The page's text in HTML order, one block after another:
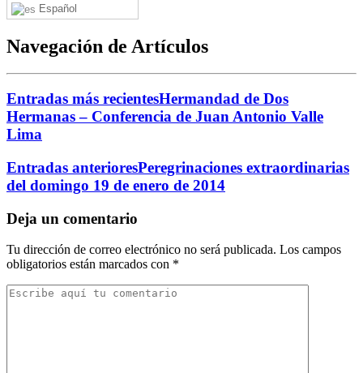
Español
Navegación de Artículos
Entradas más recientesHermandad de Dos
Hermanas – Conferencia de Juan Antonio Valle
Lima
Entradas anterioresPeregrinaciones extraordinarias
del domingo 19 de enero de 2014
Deja un comentario
Tu dirección de correo electrónico no será publicada. Los campos
obligatorios están marcados con *